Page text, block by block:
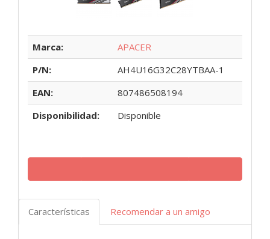
Marca:
APACER
P/N:
AH4U16G32C28YTBAA-1
EAN:
807486508194
Disponibilidad:
Disponible
Características Recomendar a un amigo